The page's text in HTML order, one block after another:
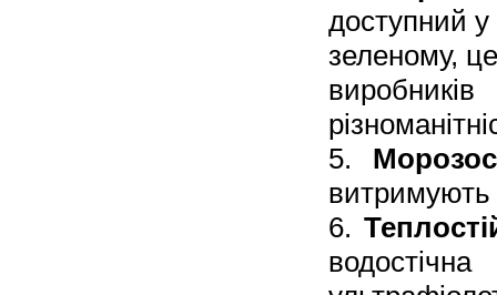
доступний
зеленому,
5.
витримують
6.